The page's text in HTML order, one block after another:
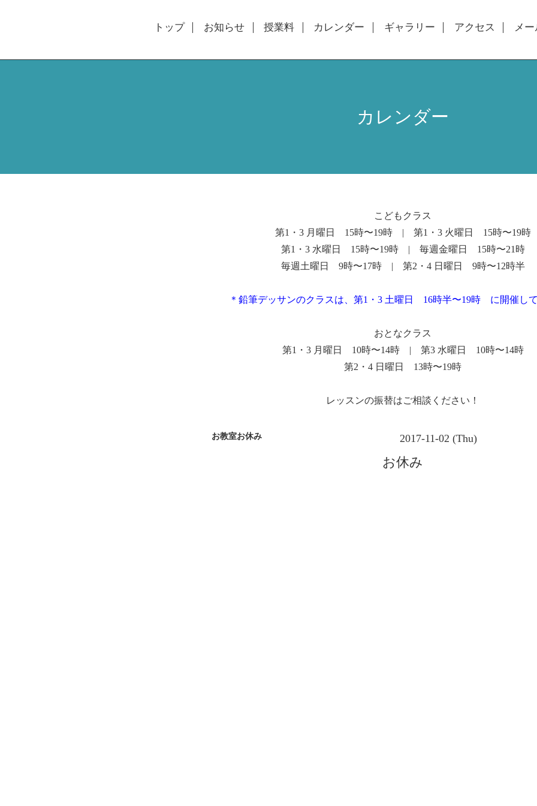
トップ お知らせ 授業料 カレンダー ギャラリー アクセス メ
カレンダー
こどもクラス
第1・3 月曜日 15時〜19時 | 第1・3 火曜日 15時〜19時
第1・3 水曜日 15時〜19時 | 毎週金曜日 15時〜21時
毎週土曜日 9時〜17時 | 第2・4 日曜日 9時〜12時半
＊鉛筆デッサンのクラスは、第1・3 土曜日 16時半〜19時 に開催し
おとなクラス
第1・3 月曜日 10時〜14時 | 第3 水曜日 10時〜14時
第2・4 日曜日 13時〜19時
レッスンの振替はご相談ください！
お教室お休み 2017-11-02 (Thu)
お休み